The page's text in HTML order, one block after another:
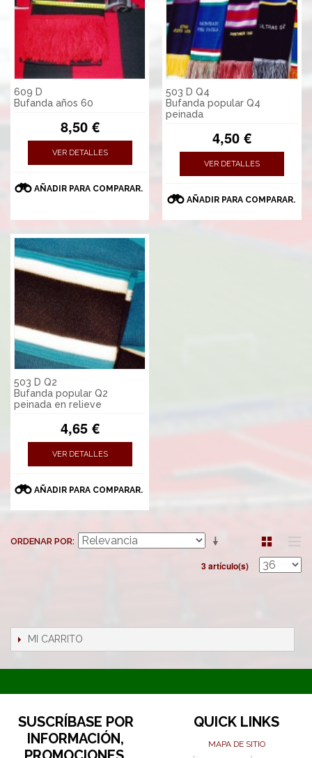
609 D
Bufanda años 60
8,50 €
VER DETALLES
AÑADIR PARA COMPARAR.
503 D Q4
Bufanda popular Q4
peinada
4,50 €
VER DETALLES
AÑADIR PARA COMPARAR.
503 D Q2
Bufanda popular Q2
peinada en relieve
4,65 €
VER DETALLES
AÑADIR PARA COMPARAR.
ORDENAR POR
3 artículo(s)
MI CARRITO
SUSCRÍBASE POR
INFORMACIÓN,
QUICK LINKS
MAPA DE SITIO